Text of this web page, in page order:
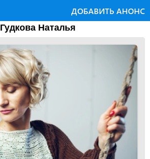
ДОБАВИТЬ АНОНС
Гудкова Наталья